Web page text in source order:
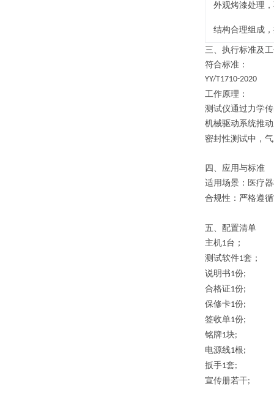
外观烤漆处理
结构合理组成
三、 执行标准及
符合标准：
YY/T1710-2020
工作原理：
测试仪通过力学
机械驱动系统推
密封性测试中，
四、应用与标准
适用场景 ：医疗
合规性 ：严格遵循
五、配置清单
主机1台；
测试软件1套；
说明书1份;
合格证1份;
保修卡1份;
签收单1份;
铭牌1块;
电源线1根;
扳手1套;
宣传册若干;